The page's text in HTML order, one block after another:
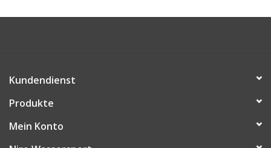
Kundendienst
Produkte
Mein Konto